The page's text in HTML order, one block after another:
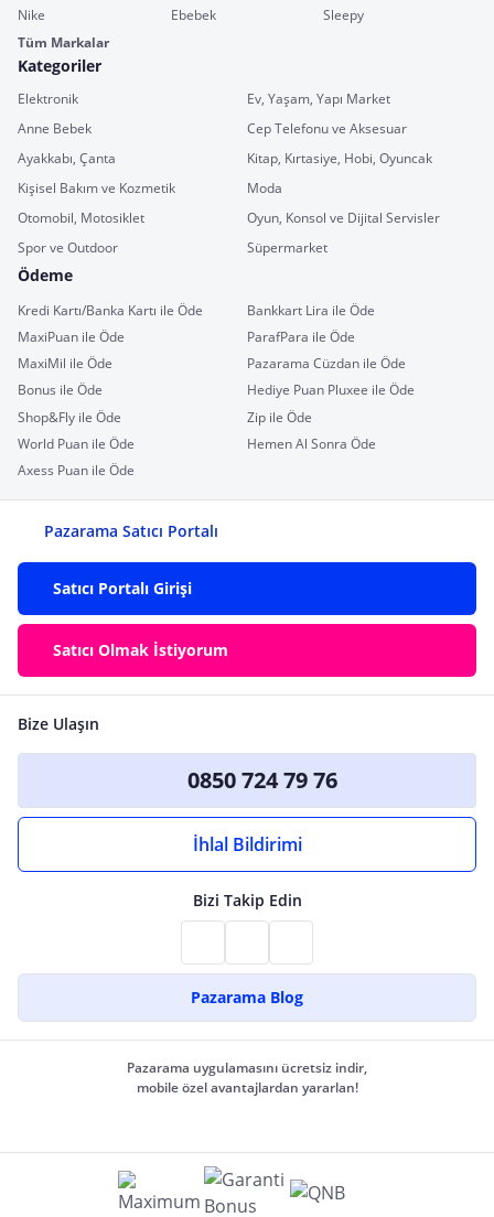
Nike
Ebebek
Sleepy
Tüm Markalar
Kategoriler
Elektronik
Ev, Yaşam, Yapı Market
Anne Bebek
Cep Telefonu ve Aksesuar
Ayakkabı, Çanta
Kitap, Kırtasiye, Hobi, Oyuncak
Kişisel Bakım ve Kozmetik
Moda
Otomobil, Motosiklet
Oyun, Konsol ve Dijital Servisler
Spor ve Outdoor
Süpermarket
Ödeme
Kredi Kartı/Banka Kartı ile Öde
Bankkart Lira ile Öde
MaxiPuan ile Öde
ParafPara ile Öde
MaxiMil ile Öde
Pazarama Cüzdan ile Öde
Bonus ile Öde
Hediye Puan Pluxee ile Öde
Shop&Fly ile Öde
Zip ile Öde
World Puan ile Öde
Hemen Al Sonra Öde
Axess Puan ile Öde
Pazarama Satıcı Portalı
Satıcı Portalı Girişi
Satıcı Olmak İstiyorum
Bize Ulaşın
0850 724 79 76
İhlal Bildirimi
Bizi Takip Edin
Pazarama Blog
Pazarama uygulamasını ücretsiz indir,
mobile özel avantajlardan yararlan!